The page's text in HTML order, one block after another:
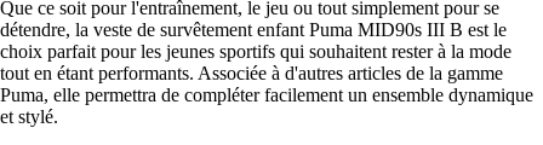
Que ce soit pour l'entraînement, le jeu ou tout simplement pour se
détendre, la veste de survêtement enfant Puma MID90s III B est le
choix parfait pour les jeunes sportifs qui souhaitent rester à la mode
tout en étant performants. Associée à d'autres articles de la gamme
Puma, elle permettra de compléter facilement un ensemble dynamique
et stylé.